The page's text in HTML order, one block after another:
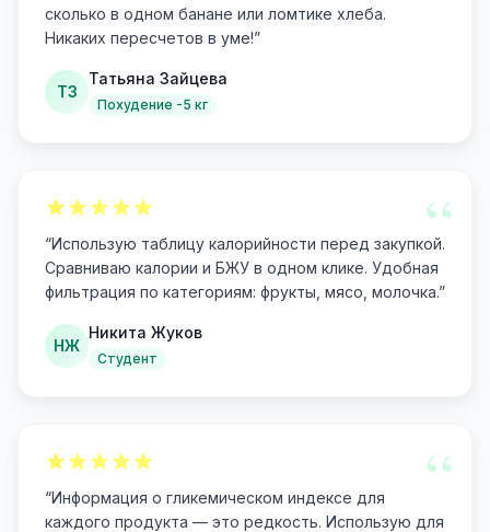
сколько в одном банане или ломтике хлеба.
Никаких пересчетов в уме!”
ТЗ
Татьяна Зайцева
Похудение -5 кг
“
“Использую таблицу калорийности перед закупкой.
Сравниваю калории и БЖУ в одном клике. Удобная
фильтрация по категориям: фрукты, мясо, молочка.”
НЖ
Никита Жуков
Студент
“
“Информация о гликемическом индексе для
каждого продукта — это редкость. Использую для